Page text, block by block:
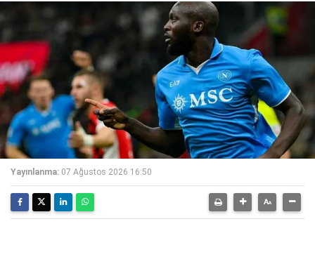
Yayınlanma: 07 Ağustos 2026 16:50